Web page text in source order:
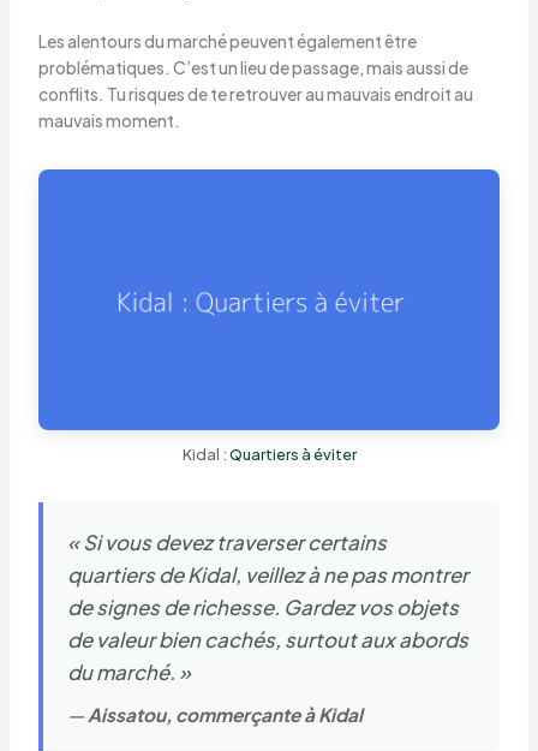
Les alentours du marché peuvent également être
problématiques. C’est un lieu de passage, mais aussi de
conflits. Tu risques de te retrouver au mauvais endroit au
mauvais moment.
Kidal :Quartiers à éviter
« Si vous devez traverser certains
quartiers de Kidal, veillez à ne pas montrer
de signes de richesse. Gardez vos objets
de valeur bien cachés, surtout aux abords
du marché. »
— Aissatou, commerçante à Kidal